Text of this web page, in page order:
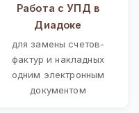
Работа с УПД в
Диадоке
для замены счетов-
фактур и накладных
одним электронным
документом